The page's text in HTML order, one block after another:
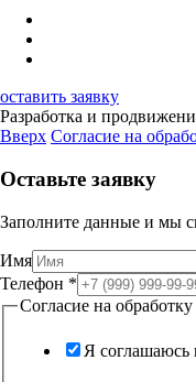
оставить заявку
Разработка и
Вверх Согласие на
Оставьте заявку
Заполните данные и мы
Имя
Телефон *
Согласие на
Я соглашаюсь